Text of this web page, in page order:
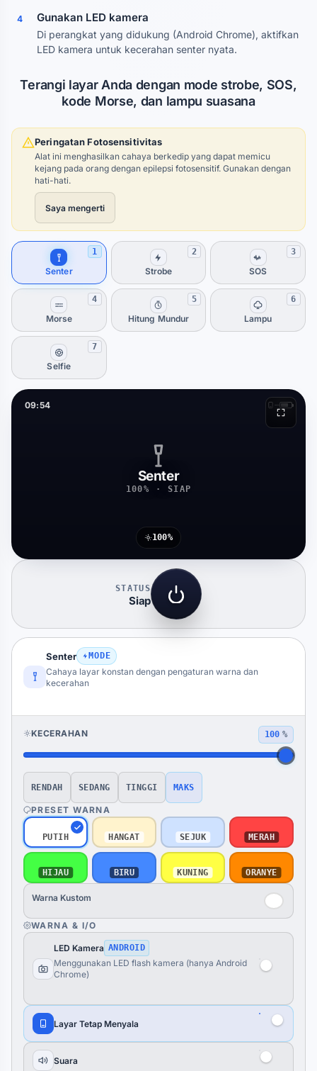
4 Gunakan LED kamera
Di perangkat yang didukung (Android Chrome), aktifkan
LED kamera untuk kecerahan senter nyata.
Terangi layar Anda dengan mode strobe, SOS,
kode Morse, dan lampu suasana
Peringatan Fotosensitivitas
Alat ini menghasilkan cahaya berkedip yang dapat memicu
kejang pada orang dengan epilepsi fotosensitif. Gunakan dengan
hati-hati.
Saya mengerti
1
Senter
2
Strobe
3
SOS
4
Morse
5
Hitung Mundur
6
Lampu
7
Selfie
09:54 —
Senter
100% · SIAP
100%
STATUS
Siap
Senter MODE
Cahaya layar konstan dengan pengaturan warna dan
kecerahan
KECERAHAN 100 %
RENDAH SEDANG TINGGI MAKS
PRESET WARNA
PUTIH HANGAT SEJUK MERAH
HIJAU BIRU KUNING ORANYE
Warna Kustom
WARNA & I/O
LED Kamera ANDROID
Menggunakan LED flash kamera (hanya Android
Chrome)
Layar Tetap Menyala
Suara